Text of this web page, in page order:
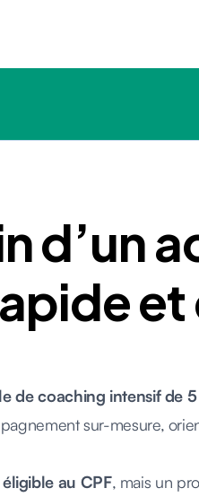
d’un
de coaching intensif de
sur-mesure,
au CPF, mais un